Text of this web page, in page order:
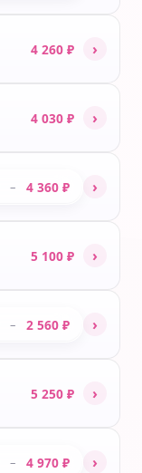
4 260 ₽ ›
4 030 ₽ ›
– 4 360 ₽ ›
5 100 ₽ ›
– 2 560 ₽ ›
5 250 ₽ ›
– 4 970 ₽ ›